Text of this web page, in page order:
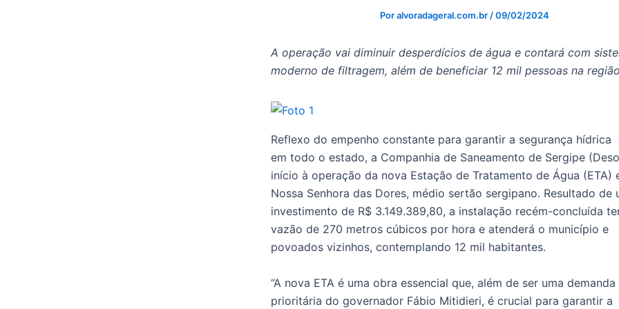
Poralvoradageral.com.br /09/02/2024
A operação vai diminuir desperdícios de água e contará com
moderno de filtragem, além de beneficiar 12 mil pessoas na região
Reflexo do empenho constante para garantir a segurança hídrica
em todo o estado, a Companhia de Saneamento de Sergipe
início à operação da nova Estação de Tratamento de Água (ETA)
Nossa Senhora das Dores, médio sertão sergipano. Resultado de
investimento de R$ 3.149.389,80, a instalação recém-concluída
vazão de 270 metros cúbicos por hora e atenderá o município e
povoados vizinhos, contemplando 12 mil habitantes.
“A nova ETA é uma obra essencial que, além de ser uma demanda
prioritária do governador Fábio Mitidieri, é crucial para garantir a